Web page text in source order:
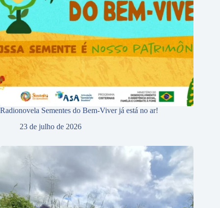
Radionovela Sementes do Bem-Viver já está no ar!
23 de julho de 2026